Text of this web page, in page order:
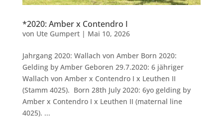
*2020: Amber x Contendro I
von Ute Gumpert| Mai 10, 2026
Jahrgang 2020: Wallach von Amber Born 2020:
Gelding by Amber Geboren 29.7.2020: 6 jähriger
Wallach von Amber x Contendro I x Leuthen II
(Stamm 4025). Born 28th July 2020: 6yo gelding by
Amber x Contendro I x Leuthen II (maternal line
4025). ...